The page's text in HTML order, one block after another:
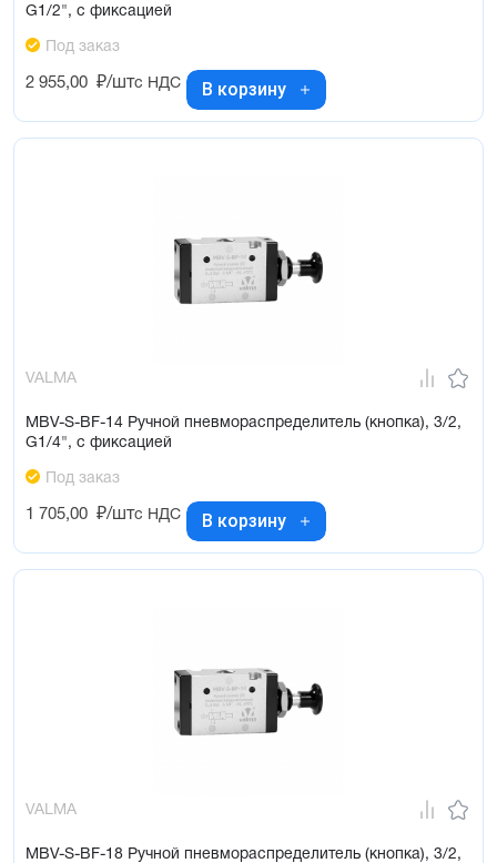
G1/2", с фиксацией
Под заказ
2 955,00 ₽/штс НДС В корзину
VALMA
MBV-S-BF-14 Ручной пневмораспределитель (кнопка), 3/2,
G1/4", с фиксацией
Под заказ
1 705,00 ₽/штс НДС В корзину
VALMA
MBV-S-BF-18 Ручной пневмораспределитель (кнопка), 3/2,